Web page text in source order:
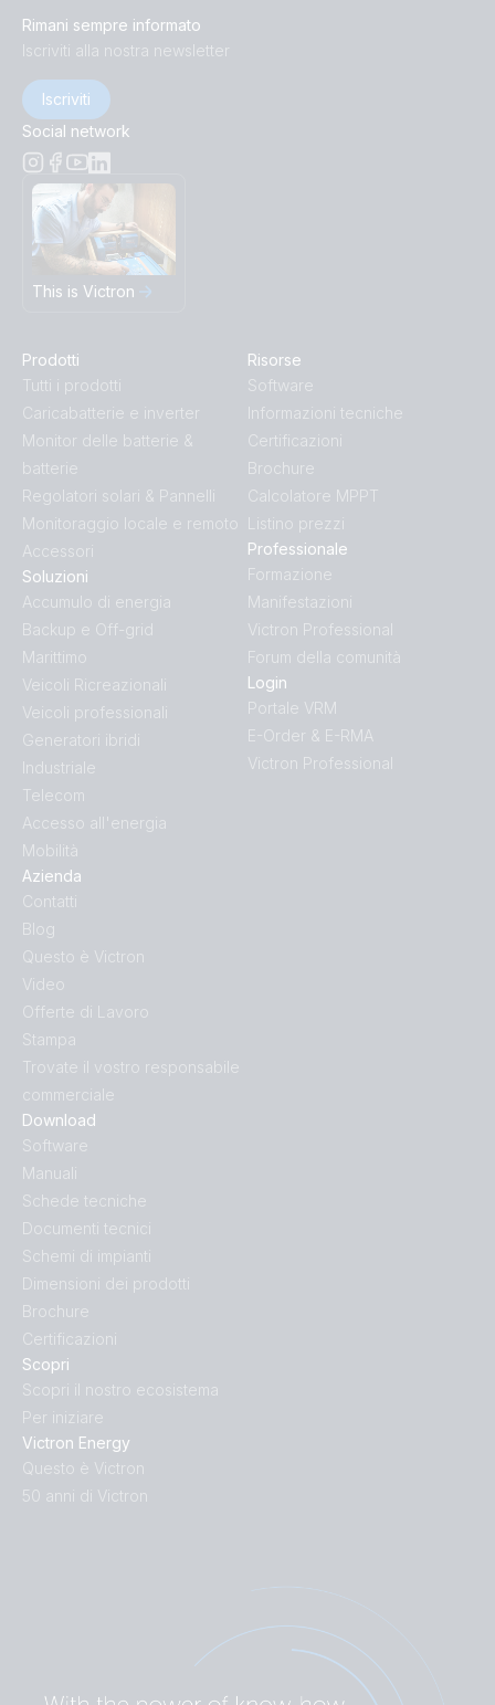
Rimani sempre informato
Iscriviti alla nostra newsletter
Iscriviti
Social network
This is Victron
Prodotti
Tutti i prodotti
Caricabatterie e inverter
Monitor delle batterie &
batterie
Regolatori solari & Pannelli
Monitoraggio locale e remoto
Accessori
Scopri
Scopri il nostro ecosistema
Per iniziare
Victron Energy
Questo è Victron
50 anni di Victron
Download
Software
Manuali
Schede tecniche
Documenti tecnici
Schemi di impianti
Dimensioni dei prodotti
Brochure
Certificazioni
Soluzioni
Accumulo di energia
Backup e Off-grid
Marittimo
Veicoli Ricreazionali
Veicoli professionali
Generatori ibridi
Industriale
Telecom
Accesso all'energia
Mobilità
Azienda
Contatti
Blog
Questo è Victron
Video
Offerte di Lavoro
Stampa
Trovate il vostro responsabile
commerciale
Risorse
Software
Informazioni tecniche
Certificazioni
Brochure
Calcolatore MPPT
Listino prezzi
Professionale
Formazione
Manifestazioni
Victron Professional
Forum della comunità
Login
Portale VRM
E-Order & E-RMA
Victron Professional